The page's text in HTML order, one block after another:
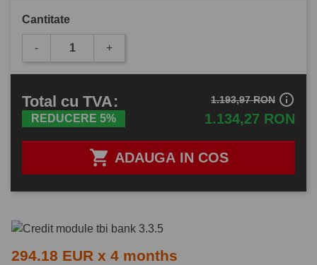
Cantitate
- +
 ADAUGA IN COS
Total cu TVA:
REDUCERE 5% 1.134,27 RON
1.193,97 RON info_outline
294.18 EUR x 4 months